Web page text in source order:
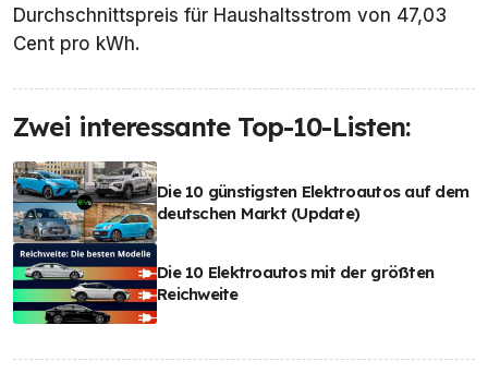
Durchschnittspreis für Haushaltsstrom von 47,03
Cent pro kWh.
Zwei interessante Top-10-Listen:
Die 10 günstigsten Elektroautos auf dem
deutschen Markt (Update)
Die 10 Elektroautos mit der größten
Reichweite